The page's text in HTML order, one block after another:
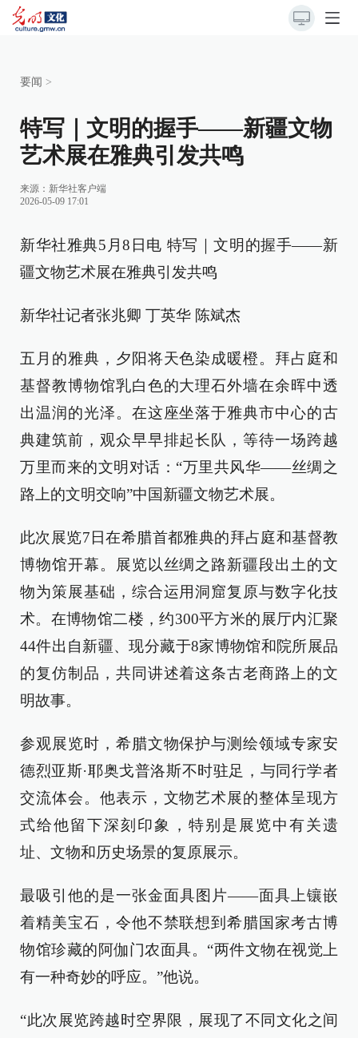
要闻 >
特写｜文明的握手——新疆文物
艺术展在雅典引发共鸣
来源： 新华社客户端
2026-05-09 17:01
新华社雅典5月8日电 特写｜文明的握手——新
疆文物艺术展在雅典引发共鸣
新华社记者张兆卿 丁英华 陈斌杰
五月的雅典，夕阳将天色染成暖橙。拜占庭和
基督教博物馆乳白色的大理石外墙在余晖中透
出温润的光泽。在这座坐落于雅典市中心的古
典建筑前，观众早早排起长队，等待一场跨越
万里而来的文明对话：“万里共风华——丝绸之
路上的文明交响”中国新疆文物艺术展。
此次展览7日在希腊首都雅典的拜占庭和基督教
博物馆开幕。展览以丝绸之路新疆段出土的文
物为策展基础，综合运用洞窟复原与数字化技
术。在博物馆二楼，约300平方米的展厅内汇聚
44件出自新疆、现分藏于8家博物馆和院所展品
的复仿制品，共同讲述着这条古老商路上的文
明故事。
参观展览时，希腊文物保护与测绘领域专家安
德烈亚斯·耶奥戈普洛斯不时驻足，与同行学者
交流体会。他表示，文物艺术展的整体呈现方
式给他留下深刻印象，特别是展览中有关遗
址、文物和历史场景的复原展示。
最吸引他的是一张金面具图片——面具上镶嵌
着精美宝石，令他不禁联想到希腊国家考古博
物馆珍藏的阿伽门农面具。“两件文物在视觉上
有一种奇妙的呼应。”他说。
“此次展览跨越时空界限，展现了不同文化之间